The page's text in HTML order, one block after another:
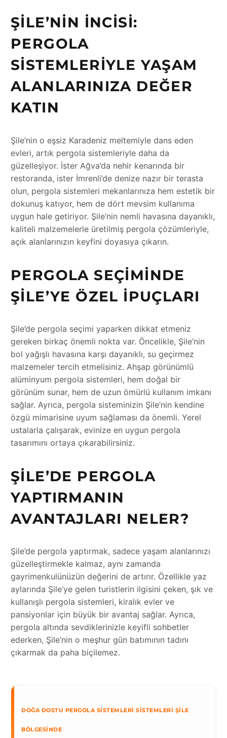
ŞILE’NIN İNCISI:
PERGOLA
SISTEMLERIYLE YAŞAM
ALANLARINIZA DEĞER
KATIN
Şile’nin o eşsiz Karadeniz meltemiyle dans eden
evleri, artık pergola sistemleriyle daha da
güzelleşiyor. İster Ağva’da nehir kenarında bir
restoranda, ister İmrenli’de denize nazır bir terasta
olun, pergola sistemleri mekanlarınıza hem estetik bir
dokunuş katıyor, hem de dört mevsim kullanıma
uygun hale getiriyor. Şile’nin nemli havasına dayanıklı,
kaliteli malzemelerle üretilmiş pergola çözümleriyle,
açık alanlarınızın keyfini doyasıya çıkarın.
PERGOLA SEÇIMINDE
ŞILE’YE ÖZEL İPUÇLARI
Şile’de pergola seçimi yaparken dikkat etmeniz
gereken birkaç önemli nokta var. Öncelikle, Şile’nin
bol yağışlı havasına karşı dayanıklı, su geçirmez
malzemeler tercih etmelisiniz. Ahşap görünümlü
alüminyum pergola sistemleri, hem doğal bir
görünüm sunar, hem de uzun ömürlü kullanım imkanı
sağlar. Ayrıca, pergola sisteminizin Şile’nin kendine
özgü mimarisine uyum sağlaması da önemli. Yerel
ustalarla çalışarak, evinize en uygun pergola
tasarımını ortaya çıkarabilirsiniz.
ŞILE’DE PERGOLA
YAPTIRMANIN
AVANTAJLARI NELER?
Şile’de pergola yaptırmak, sadece yaşam alanlarınızı
güzelleştirmekle kalmaz, aynı zamanda
gayrimenkulünüzün değerini de artırır. Özellikle yaz
aylarında Şile’ye gelen turistlerin ilgisini çeken, şık ve
kullanışlı pergola sistemleri, kiralık evler ve
pansiyonlar için büyük bir avantaj sağlar. Ayrıca,
pergola altında sevdiklerinizle keyifli sohbetler
ederken, Şile’nin o meşhur gün batımının tadını
çıkarmak da paha biçilemez.
DOĞA DOSTU PERGOLA SISTEMLERI SISTEMLERI ŞILE
BÖLGESINDE